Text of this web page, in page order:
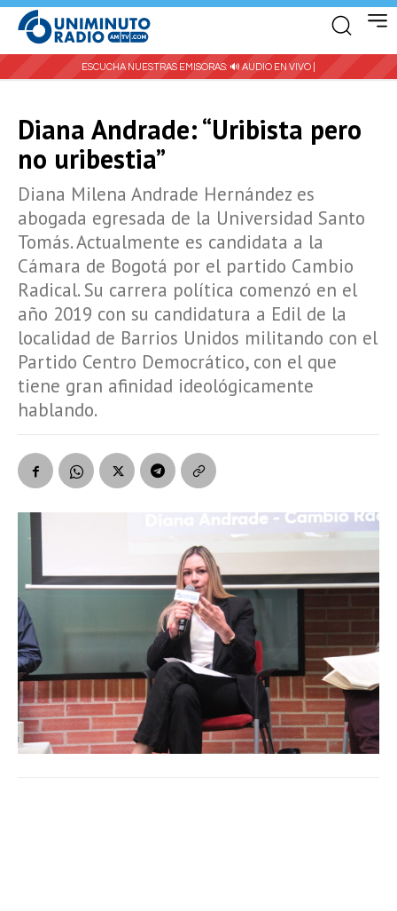
ESCUCHA NUESTRAS EMISORAS: 🔊 AUDIO EN VIVO |
Diana Andrade: “Uribista pero
no uribestia”
Diana Milena Andrade Hernández es
abogada egresada de la Universidad Santo
Tomás. Actualmente es candidata a la
Cámara de Bogotá por el partido Cambio
Radical. Su carrera política comenzó en el
año 2019 con su candidatura a Edil de la
localidad de Barrios Unidos militando con el
Partido Centro Democrático, con el que
tiene gran afinidad ideológicamente
hablando.